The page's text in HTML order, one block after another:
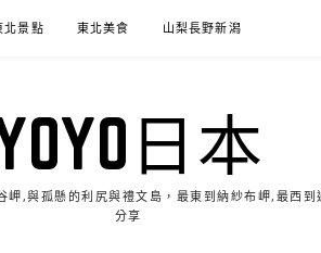
北景點 東北美食 山梨長野新潟
日本
,與孤懸的利尻與禮文島，最東到納紗布岬,最西
分享